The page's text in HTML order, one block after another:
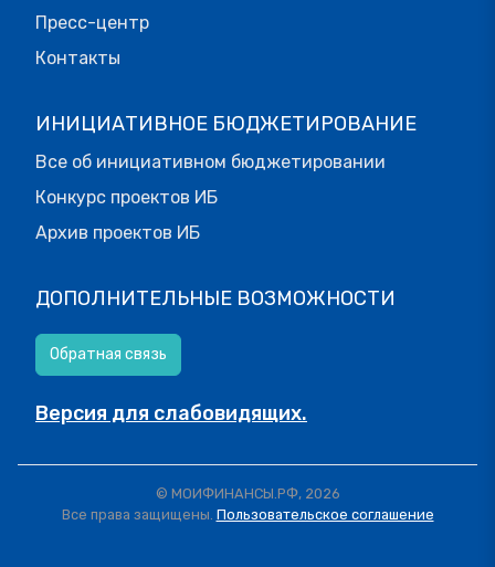
Пресс-центр
Контакты
ИНИЦИАТИВНОЕ БЮДЖЕТИРОВАНИЕ
Все об инициативном бюджетировании
Конкурс проектов ИБ
Архив проектов ИБ
ДОПОЛНИТЕЛЬНЫЕ ВОЗМОЖНОСТИ
Обратная связь
Версия для слабовидящих.
© МОИФИНАНСЫ.РФ, 2026
Все права защищены. Пользовательское соглашение